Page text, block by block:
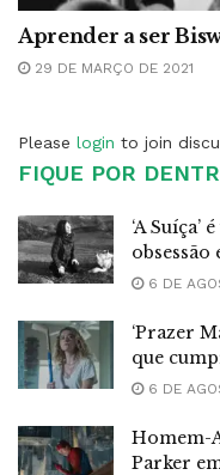
Aprender a ser
29 DE MARÇO DE 2021
Please login to join
FIQUE POR
‘A
obsessão
6 DE
‘Prazer
que
6 DE
Homem-
Parker